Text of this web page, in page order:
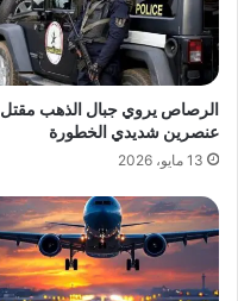
الرصاص يروي جبال الذهب مقتل
عنصرين شديدي الخطورة
13 مايو، 2026